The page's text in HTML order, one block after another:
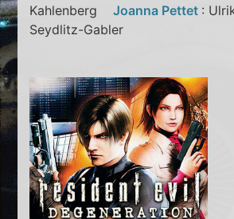
KahlenbergJoanna Pettet :
Seydlitz-Gabler